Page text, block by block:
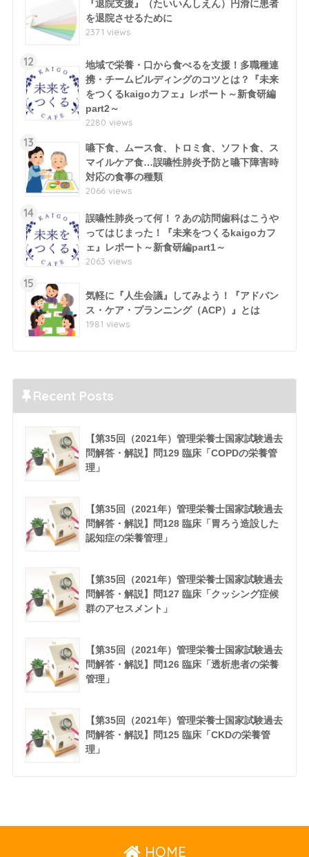
『退院支援』（たいいんしえん）円滑に患者
を退院させるために
2371 views
12
地域で栄養・口から食べるを支援！多職種連
携・チームビルディングのコツとは？『未来
をつくるkaigoカフェ』レポート～新食研編
part2～
2280 views
13
嚥下食、ムース食、トロミ食、ソフト食、ス
マイルケア食…誤嚥性肺炎予防と嚥下障害時
対応の食事の種類
2066 views
14
誤嚥性肺炎って何！？あの訪問歯科はこうや
ってはじまった！『未来をつくるkaigoカフ
ェ』レポート～新食研編part1～
2063 views
15
気軽に『人生会議』してみよう！『アドバン
ス・ケア・プランニング（ACP）』とは
1981 views
Recent Posts
【第35回（2021年）管理栄養士国家試験過去
問解答・解説】問129 臨床「COPDの栄養管
理」
【第35回（2021年）管理栄養士国家試験過去
問解答・解説】問128 臨床「胃ろう造設した
認知症の栄養管理」
【第35回（2021年）管理栄養士国家試験過去
問解答・解説】問127 臨床「クッシング症候
群のアセスメント」
【第35回（2021年）管理栄養士国家試験過去
問解答・解説】問126 臨床「透析患者の栄養
管理」
【第35回（2021年）管理栄養士国家試験過去
問解答・解説】問125 臨床「CKDの栄養管
理」
HOME